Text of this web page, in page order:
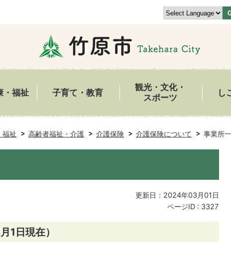
・福祉 子育て・教育
観光・文化・
スポーツ
し
福祉 高齢者福祉・介護 介護保険 介護保険について 事業所
更新日：2024年03月01日
ページID : 3327
1日現在）